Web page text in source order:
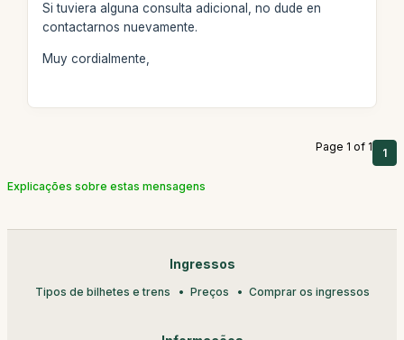
Si tuviera alguna consulta adicional, no dude en
contactarnos nuevamente.
Muy cordialmente,
Page 1 of 1 1
Explicações sobre estas mensagens
Ingressos
Tipos de bilhetes e trens Preços Comprar os ingressos